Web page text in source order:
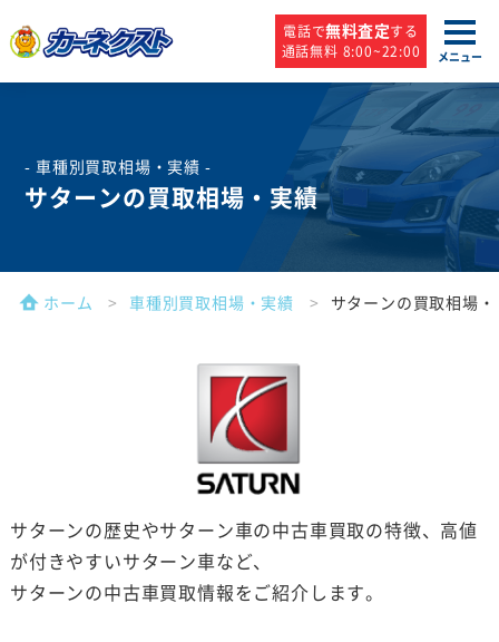
電話で無料査定する
通話無料 8:00~22:00
メニュー
- 車種別買取相場・実績 -
サターンの買取相場・実績
ホーム 車種別買取相場・実績 サターンの買取相場
サターンの歴史やサターン車の中古車買取の特徴、高値
が付きやすいサターン車など、
サターンの中古車買取情報をご紹介します。